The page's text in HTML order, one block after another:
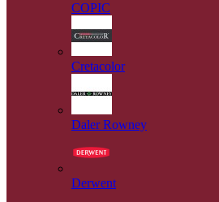
COPIC
Cretacolor
Daler Rowney
Derwent